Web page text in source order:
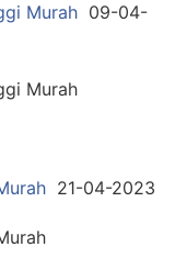
Murah 09-04-
Murah
21-04-2023